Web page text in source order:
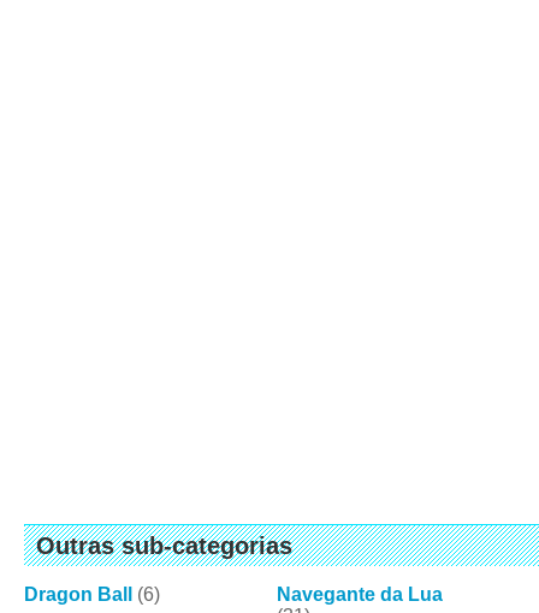
Outras sub-categorias
Dragon Ball (6)
Navegante da Lua